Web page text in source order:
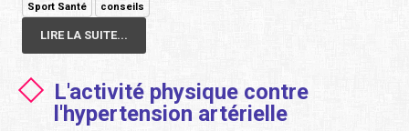
Sport Santé conseils
LIRE LA SUITE...
L'activité physique contre
l'hypertension artérielle